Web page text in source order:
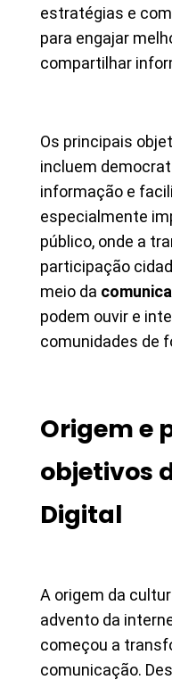
estratégias e
para engajar
compartilhar
Os principais
incluem
informação e
especialmente
público, onde a
participação
meio da
podem ouvir e
comunidades de
Origem e
objetivos
Digital
A origem da
advento da
começou a
comunicação.